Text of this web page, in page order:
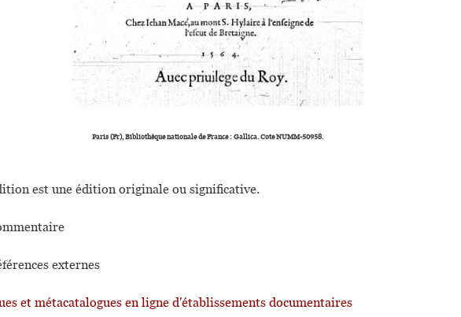
Paris (Fr), Bibliothèque nationale de France : Gallica. Cote NUMM-50958.
est une édition originale ou significative.
externes
et métacatalogues en ligne d'établissements documentaires